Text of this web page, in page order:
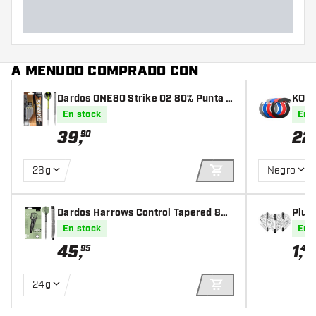
A MENUDO COMPRADO CON
Dardos ONE80 Strike 02 80% Punta d
e Acero
En stock
39,90
26g
AÑADIR A LA CESTA
Dardos Harrows Control Tapered 80%
Punta de Acero
En stock
45,95
24g
AÑADIR A LA CESTA
En
22
Negro
ack
En
1,45